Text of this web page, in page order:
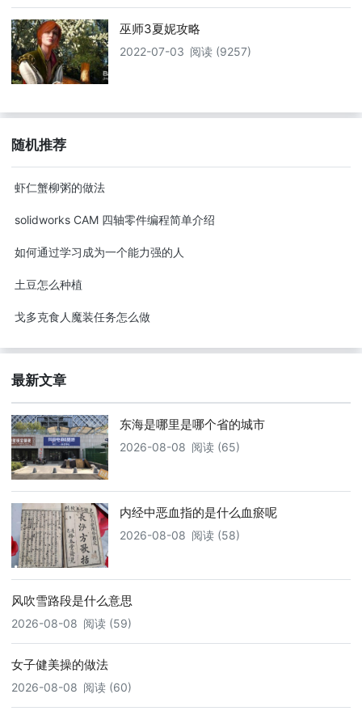
巫师3夏妮攻略
2022-07-03 阅读 (9257)
随机推荐
虾仁蟹柳粥的做法
solidworks CAM 四轴零件编程简单介绍
如何通过学习成为一个能力强的人
土豆怎么种植
戈多克食人魔装任务怎么做
最新文章
东海是哪里是哪个省的城市
2026-08-08 阅读 (65)
内经中恶血指的是什么血瘀呢
2026-08-08 阅读 (58)
风吹雪路段是什么意思
2026-08-08 阅读 (59)
女子健美操的做法
2026-08-08 阅读 (60)